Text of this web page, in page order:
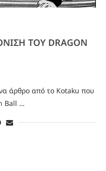
ΤΟΥ DRAGON
άρθρο από το Kotaku που
Ball …